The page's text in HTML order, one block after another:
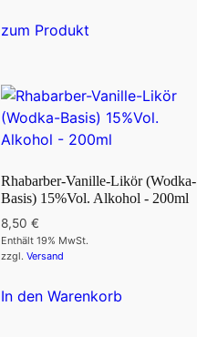
zum ProduktProdukt
Varianten
auf.
Die
können
werden
Rhabarber-Vanille-Likör (Wodka-
Basis) 15%Vol. Alkohol - 200ml
8,50 €
Enthält 19% MwSt.
zzgl. Versand
In den Warenkorb